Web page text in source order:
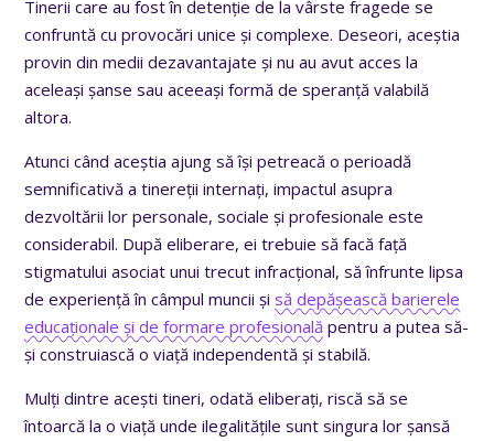
Tinerii care au fost în detenție de la vârste fragede se
confruntă cu provocări unice și complexe. Deseori, aceștia
provin din medii dezavantajate și nu au avut acces la
aceleași șanse sau aceeași formă de speranță valabilă
altora.
Atunci când aceștia ajung să își petreacă o perioadă
semnificativă a tinereții internați, impactul asupra
dezvoltării lor personale, sociale și profesionale este
considerabil. După eliberare, ei trebuie să facă față
stigmatului asociat unui trecut infracțional, să înfrunte lipsa
de experiență în câmpul muncii șisă depășească barierele
educaționale și de formare profesională pentru a putea să-
și construiască o viață independentă și stabilă.
Mulți dintre acești tineri, odată eliberați, riscă să se
întoarcă la o viață unde ilegalitățile sunt singura lor șansă